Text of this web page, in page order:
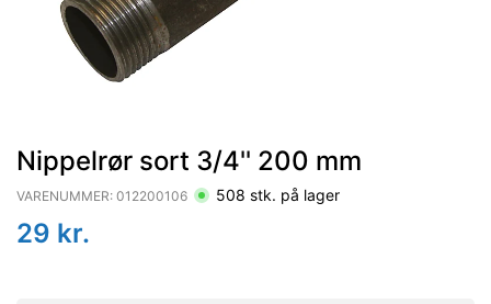
Nippelrør sort 3/4'' 200 mm
VARENUMMER: 012200106 508 stk. på lager
29 kr.